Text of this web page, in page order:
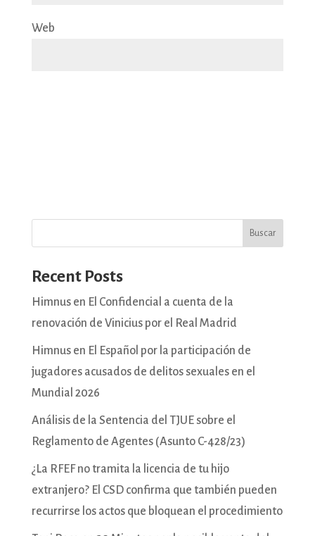
Web
Buscar
Recent Posts
Himnus en El Confidencial a cuenta de la
renovación de Vinicius por el Real Madrid
Himnus en El Español por la participación de
jugadores acusados de delitos sexuales en el
Mundial 2026
Análisis de la Sentencia del TJUE sobre el
Reglamento de Agentes (Asunto C-428/23)
¿La RFEF no tramita la licencia de tu hijo
extranjero? El CSD confirma que también pueden
recurrirse los actos que bloquean el procedimiento